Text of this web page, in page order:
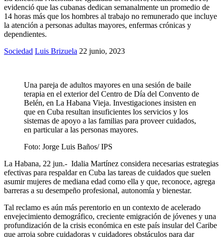
evidenció que las cubanas dedican semanalmente un promedio de
14 horas más que los hombres al trabajo no remunerado que incluye
la atención a personas adultas mayores, enfermas crónicas y
dependientes.
Sociedad Luis Brizuela 22 junio, 2023
Una pareja de adultos mayores en una sesión de baile
terapia en el exterior del Centro de Día del Convento de
Belén, en La Habana Vieja. Investigaciones insisten en
que en Cuba resultan insuficientes los servicios y los
sistemas de apoyo a las familias para proveer cuidados,
en particular a las personas mayores.
Foto: Jorge Luis Baños/ IPS
La Habana, 22 jun.- Idalia Martínez considera necesarias estrategias
efectivas para respaldar en Cuba las tareas de cuidados que suelen
asumir mujeres de mediana edad como ella y que, reconoce, agrega
barreras a su desempeño profesional, autonomía y bienestar.
Tal reclamo es aún más perentorio en un contexto de acelerado
envejecimiento demográfico, creciente emigración de jóvenes y una
profundización de la crisis económica en este país insular del Caribe
que arroja sobre cuidadoras y cuidadores obstáculos para dar